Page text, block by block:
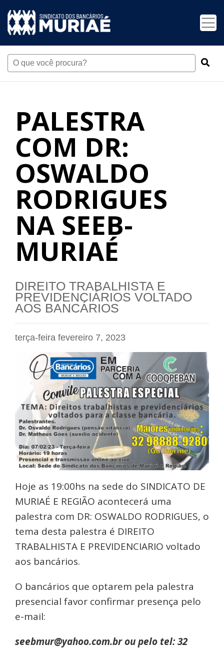
PALESTRA
COM DR:
OSWALDO
RODRIGUES
NA SEEB-
MURIAÉ
DIREITO TRABALHISTA E
PREVIDENCIÁRIOS VOLTADO
AOS BANCÁRIOS
terça-feira fevereiro 7, 2023
Hoje as 19:00hs na sede do SINDICATO DE
MURIAÉ E REGIÃO acontecerá uma
palestra com DR: OSWALDO RODRIGUES, o
tema desta palestra é DIREITO
TRABALHISTA E PREVIDENCIARIO voltado
aos bancários.
O bancários que optarem pela palestra
presencial favor confirmar presença pelo
e-mail:
seebmur@yahoo.com.br ou pelo tel: 32